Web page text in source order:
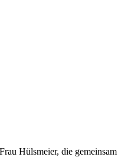
Hülsmeier, die